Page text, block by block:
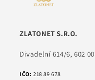
ZLATONET S.R.O.
Divadelní 614/6, 602
IČO: 218 89 678